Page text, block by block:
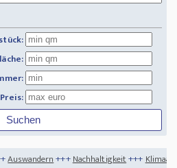
Preis:
Nachhaltigkeit+++Klimaanlage mit Solar